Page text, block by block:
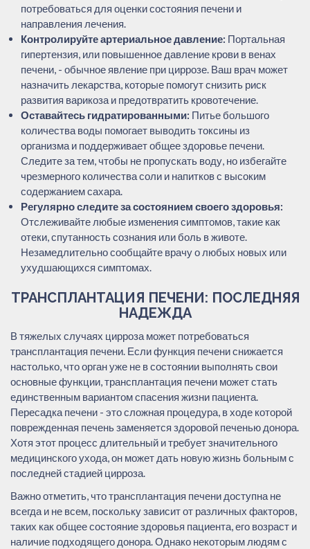
потребоваться для оценки состояния печени и
направления лечения.
Контролируйте артериальное давление: Портальная
гипертензия, или повышенное давление крови в венах
печени, - обычное явление при циррозе. Ваш врач может
назначить лекарства, которые помогут снизить риск
развития варикоза и предотвратить кровотечение.
Оставайтесь гидратированными: Питье большого
количества воды помогает выводить токсины из
организма и поддерживает общее здоровье печени.
Следите за тем, чтобы не пропускать воду, но избегайте
чрезмерного количества соли и напитков с высоким
содержанием сахара.
Регулярно следите за состоянием своего здоровья:
Отслеживайте любые изменения симптомов, такие как
отеки, спутанность сознания или боль в животе.
Незамедлительно сообщайте врачу о любых новых или
ухудшающихся симптомах.
ТРАНСПЛАНТАЦИЯ ПЕЧЕНИ: ПОСЛЕДНЯЯ
НАДЕЖДА
В тяжелых случаях цирроза может потребоваться
трансплантация печени. Если функция печени снижается
настолько, что орган уже не в состоянии выполнять свои
основные функции, трансплантация печени может стать
единственным вариантом спасения жизни пациента.
Пересадка печени - это сложная процедура, в ходе которой
поврежденная печень заменяется здоровой печенью донора.
Хотя этот процесс длительный и требует значительного
медицинского ухода, он может дать новую жизнь больным с
последней стадией цирроза.
Важно отметить, что трансплантация печени доступна не
всегда и не всем, поскольку зависит от различных факторов,
таких как общее состояние здоровья пациента, его возраст и
наличие подходящего донора. Однако некоторым людям с